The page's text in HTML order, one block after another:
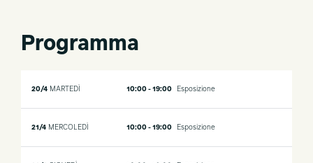
Programma
20/4 MARTEDÌ 10:00 - 19:00 Esposizione
21/4 MERCOLEDÌ 10:00 - 19:00 Esposizione